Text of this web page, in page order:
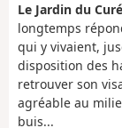
Le Jardin du
longtemps
qui y vivaient,
disposition des
retrouver son
agréable au
buis...